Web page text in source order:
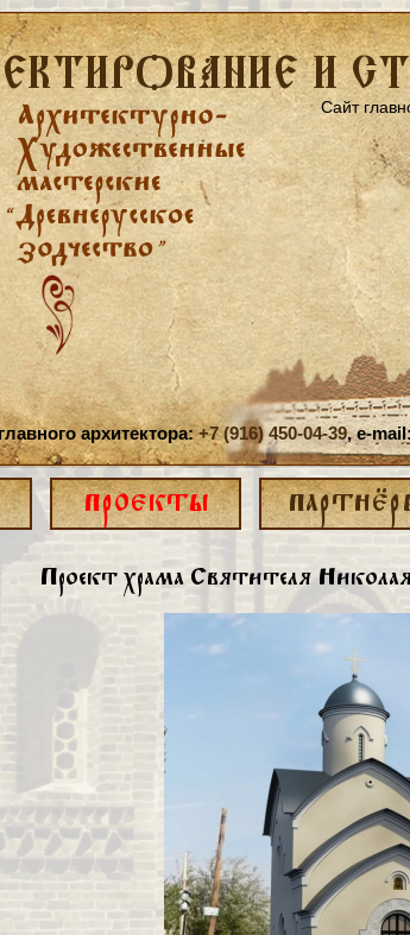
И
Сайт
архитектора:+7 (916) 450-04-39, e-
ПРОЕКТЫ
Проект храма Святителя